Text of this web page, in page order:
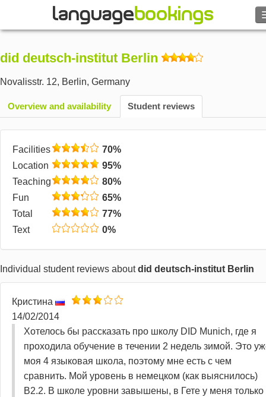
Contact us
BROWSE
Help
Currency €
Language
did deutsch-institut Berlin
Novalisstr. 12, Berlin, Germany
Overview and availability Student reviews
Facilities
70%
Location
95%
Teaching
80%
Fun
65%
Total
77%
Text
0%
Individual student reviews aboutdid deutsch-institut Berlin
Кристина
14/02/2014
Хотелось бы рассказать про школу DID Munich, где я
проходила обучение в течении 2 недель зимой. Это
моя 4 языковая школа, поэтому мне есть с чем
сравнить. Мой уровень в немецком (как выяснилось)
B2.2. В школе уровни завышены, в Гете у меня только